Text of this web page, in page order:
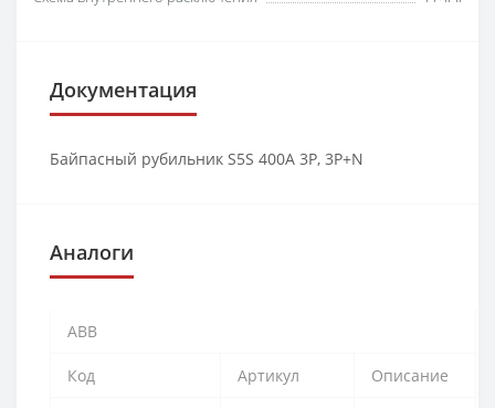
Документация
Байпасный рубильник S5S 400A 3P, 3P+N
Аналоги
ABB
Код Артикул Описание